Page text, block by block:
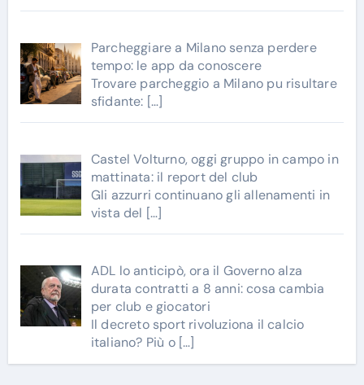
Parcheggiare a Milano senza perdere
tempo: le app da conoscere
Trovare parcheggio a Milano pu risultare
sfidante: […]
Castel Volturno, oggi gruppo in campo in
mattinata: il report del club
Gli azzurri continuano gli allenamenti in
vista del […]
ADL lo anticipò, ora il Governo alza
durata contratti a 8 anni: cosa cambia
per club e giocatori
Il decreto sport rivoluziona il calcio
italiano? Più o […]